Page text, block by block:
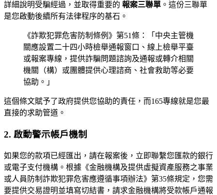
詳細說明受騙經過，並取得重要的 報案三聯單 。這份三聯單
是您啟動後續所有法律程序的基石。
《詐欺犯罪危害防制條例》第51條：「中央主管機
關應設置二十四小時檢舉通報窗口、線上檢舉平臺
或報案專線，提供詐騙問題諮詢及通報或轉介相關
機關（構）或團體提供心理諮商、社會救助等必要
協助。」
這個條文賦予了政府提供您協助的責任，而165專線就是您最
直接的求助管道。
2. 啟動警示帳戶機制
如果您的款項已經匯出，請在報案後，立即聯繫您匯款的銀行
或電子支付機構。根據《金融機構及提供虛擬資產服務之事業
或人員防制詐欺犯罪危害應遵循事項辦法》第35條規定，您需
要提供交易證明並填寫切結書，請求金融機構將受款帳戶通報